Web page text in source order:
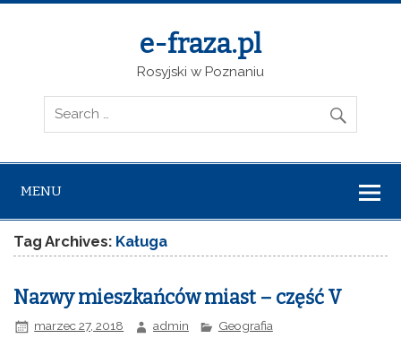
e-fraza.pl
Rosyjski w Poznaniu
MENU
Tag Archives: Kaługa
Nazwy mieszkańców miast – część V
marzec 27, 2018 admin Geografia